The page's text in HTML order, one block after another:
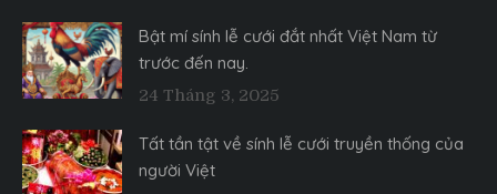
Bật mí sính lễ cưới đắt nhất Việt Nam từ
trước đến nay.
24 Tháng 3, 2025
Tất tần tật về sính lễ cưới truyền thống của
người Việt